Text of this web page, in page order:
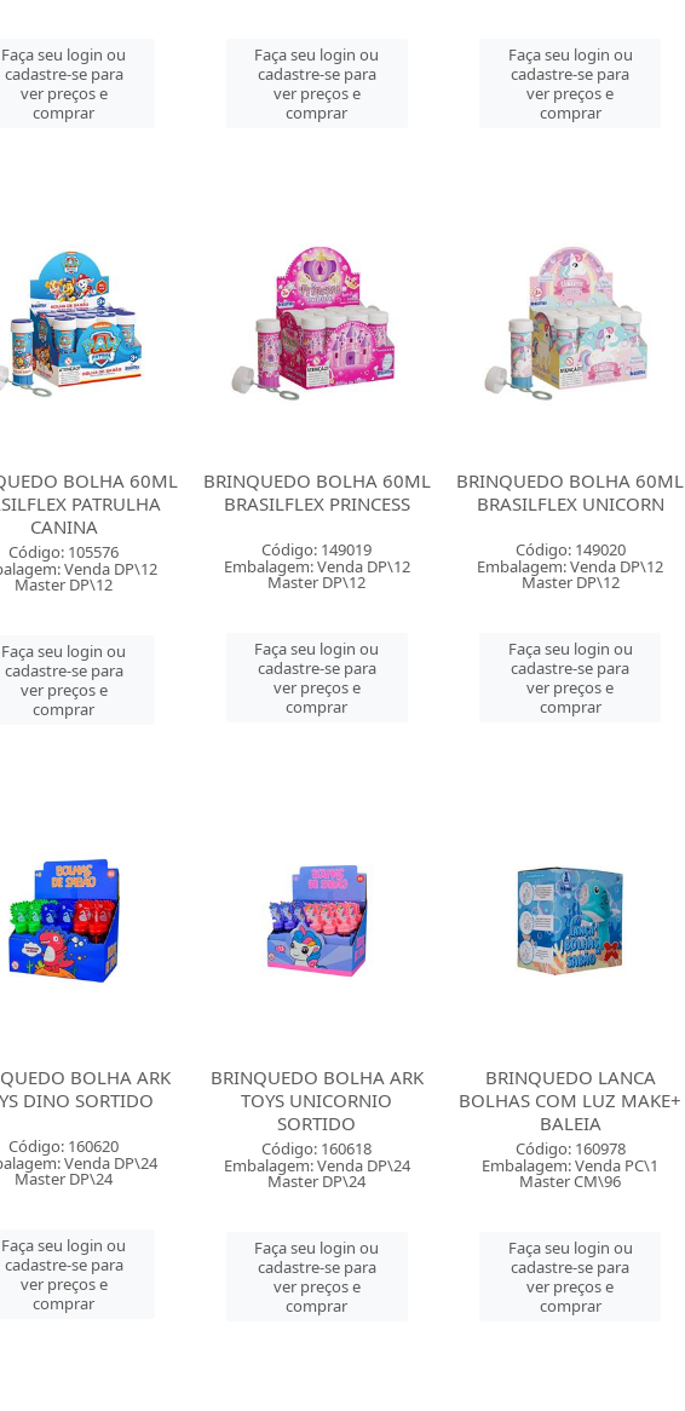
Faça seu login ou
cadastre-se para
ver preços e
comprar
Faça seu login ou
cadastre-se para
ver preços e
comprar
Faça seu login ou
cadastre-se para
ver preços e
comprar
BOLHA 60ML
PATRULHA
CANINA
Código: 105576
Venda DP\12
Master DP\12
Faça seu login ou
cadastre-se para
ver preços e
comprar
BRINQUEDO BOLHA 60ML
BRASILFLEX PRINCESS
Código: 149019
Embalagem: Venda DP\12
Master DP\12
Faça seu login ou
cadastre-se para
ver preços e
comprar
BRINQUEDO BOLHA 60ML
BRASILFLEX UNICORN
Código: 149020
Embalagem: Venda DP\12
Master DP\12
Faça seu login ou
cadastre-se para
ver preços e
comprar
BOLHA ARK
DINO SORTIDO
Código: 160620
Venda DP\24
Master DP\24
Faça seu login ou
cadastre-se para
ver preços e
comprar
BRINQUEDO BOLHA ARK
TOYS UNICORNIO
SORTIDO
Código: 160618
Embalagem: Venda DP\24
Master DP\24
Faça seu login ou
cadastre-se para
ver preços e
comprar
BRINQUEDO LANCA
BOLHAS COM LUZ MAKE+
BALEIA
Código: 160978
Embalagem: Venda PC\1
Master CM\96
Faça seu login ou
cadastre-se para
ver preços e
comprar